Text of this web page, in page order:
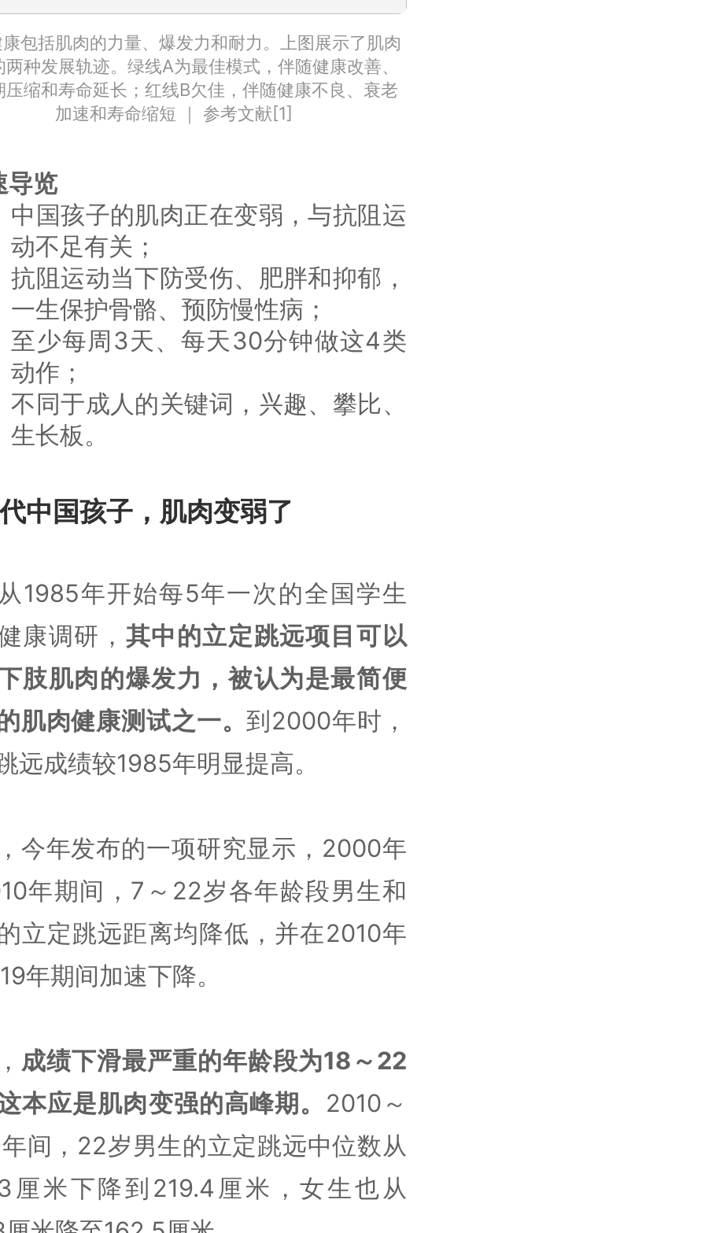
包括肌肉的力量、爆发力和耐力。上图展示了肌肉
两种发展轨迹。绿线A为最佳模式，伴随健康改善、
压缩和寿命延长；红线B欠佳，伴随健康不良、衰老
加速和寿命缩短 ｜ 参考文献[1]
导览
中国孩子的肌肉正在变弱，与抗阻运
动不足有关；
抗阻运动当下防受伤、肥胖和抑郁，
一生保护骨骼、预防慢性病；
至少每周3天、每天30分钟做这4类
动作；
不同于成人的关键词，兴趣、攀比、
生长板。
中国孩子，肌肉变弱了
1985年开始每5年一次的全国学生
康调研， 其中的立定跳远项目可以
肢肌肉的爆发力，被认为是最简便
肌肉健康测试之一。 到2000年时，
远成绩较1985年明显提高。
今年发布的一项研究显示，2000年
年期间，7～22岁各年龄段男生和
立定跳远距离均降低，并在2010年
年期间加速下降。
成绩下滑最严重的年龄段为18～22
本应是肌肉变强的高峰期。 2010～
间，22岁男生的立定跳远中位数从
厘米下降到219.4厘米，女生也从